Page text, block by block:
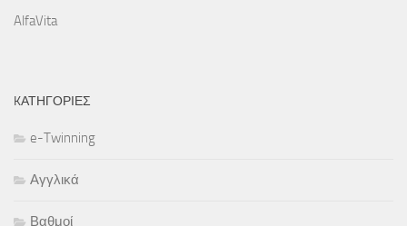
AlfaVita
KΑΤΗΓΟΡΊΕΣ
e-Twinning
Αγγλικά
Βαθμοί